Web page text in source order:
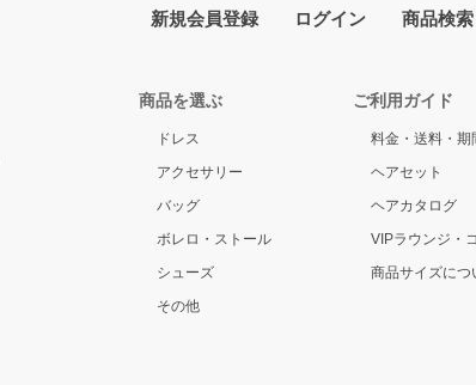
新規会員登録 ログイン 商品検索
商品を選ぶ
ドレス
アクセサリー
バッグ
ボレロ・ストール
シューズ
その他
ご利用ガイド
料金・送料・期
ヘアセット
ヘアカタログ
VIPラウンジ・
商品サイズにつ